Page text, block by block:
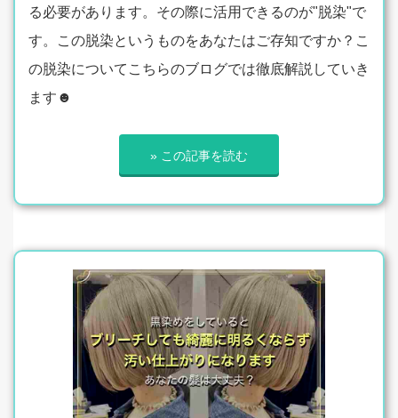
る必要があります。その際に活用できるのが"脱染"で
す。この脱染というものをあなたはご存知ですか？こ
の脱染についてこちらのブログでは徹底解説していき
ます☻
» この記事を読む